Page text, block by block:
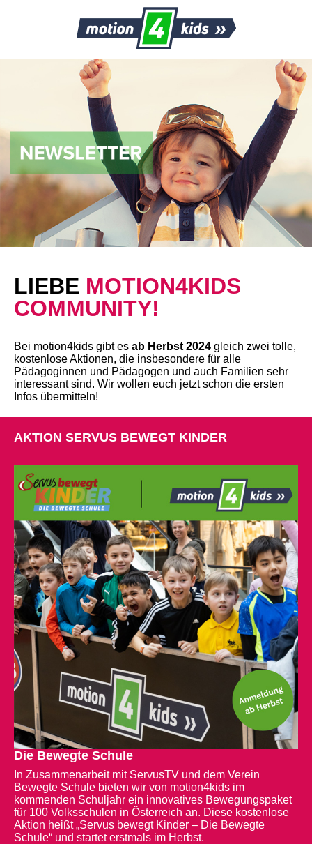
LIEBE MOTION4KIDS
COMMUNITY!
Bei motion4kids gibt es ab Herbst 2024 gleich zwei tolle,
kostenlose Aktionen, die insbesondere für alle
Pädagoginnen und Pädagogen und auch Familien sehr
interessant sind. Wir wollen euch jetzt schon die ersten
Infos übermitteln!
AKTION SERVUS BEWEGT KINDER
Die Bewegte Schule
In Zusammenarbeit mit ServusTV und dem Verein
Bewegte Schule bieten wir von motion4kids im
kommenden Schuljahr ein innovatives Bewegungspaket
für 100 Volksschulen in Österreich an. Diese kostenlose
Aktion heißt „Servus bewegt Kinder – Die Bewegte
Schule“ und startet erstmals im Herbst.